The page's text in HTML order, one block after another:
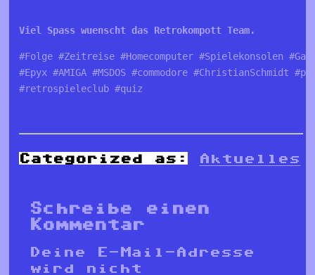
Viel Spass wuenscht das Retrokompott Team.
#Folge #Zeitreise #Homecomputer #Spielekonsolen
#Epyx #AMIGA #MSDOS #commodore #ChristianSchmidt
#retrospieleclub #quiz
Categorized as: Aktuelles
Schreibe einen
Kommentar
Deine E-Mail-Adresse
wird nicht